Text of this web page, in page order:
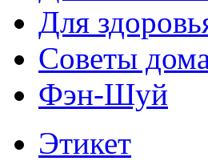
Для
Советы
Фэн-Шуй
Этикет